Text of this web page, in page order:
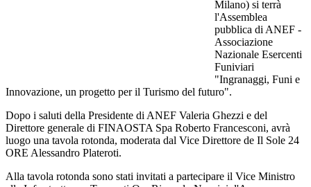
Milano) si terrà
l'Assemblea
pubblica di ANEF -
Associazione
Nazionale Esercenti
Funiviari
"Ingranaggi, Funi e
Innovazione, un progetto per il Turismo del futuro".
Dopo i saluti della Presidente di ANEF Valeria Ghezzi e del
Direttore generale di FINAOSTA Spa Roberto Francesconi, avrà
luogo una tavola rotonda, moderata dal Vice Direttore de Il Sole 24
ORE Alessandro Plateroti.
Alla tavola rotonda sono stati invitati a partecipare il Vice Ministro